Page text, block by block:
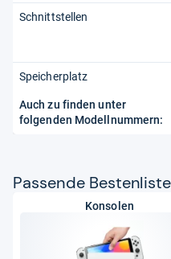
Schnittstellen
Speicherplatz
Auch zu finden unter
folgenden Modellnummern:
Pas­sende
Konsolen